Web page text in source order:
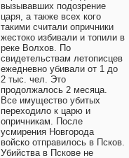
вызывавших подозрение
царя, а также всех кого
такими считали опричники
жестоко избивали и топили в
реке Волхов. По
свидетельствам летописцев
ежедневно убивали от 1 до
2 тыс. чел. Это
продолжалось 2 месяца.
Все имущество убитых
переходило к царю и
опричникам. После
усмирения Новгорода
войско отправилось в Псков.
Убийства в Пскове не